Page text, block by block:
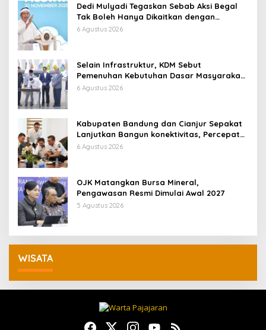
Dedi Mulyadi Tegaskan Sebab Aksi Begal
Tak Boleh Hanya Dikaitkan dengan
Ekonomi
6 Agustus 2026
Selain Infrastruktur, KDM Sebut
Pemenuhan Kebutuhan Dasar Masyarakat
Jadi Fokus APBD Jabar 2027
6 Agustus 2026
Kabupaten Bandung dan Cianjur Sepakat
Lanjutkan Bangun konektivitas, Percepat
Pertumbuhan Ekonomi Daerah
6 Agustus 2026
OJK Matangkan Bursa Mineral,
Pengawasan Resmi Dimulai Awal 2027
5 Agustus 2026
WISATA